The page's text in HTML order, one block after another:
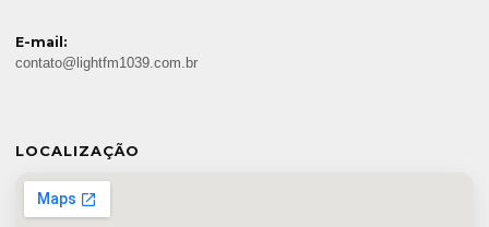
E-mail:
contato@lightfm1039.com.br
LOCALIZAÇÃO